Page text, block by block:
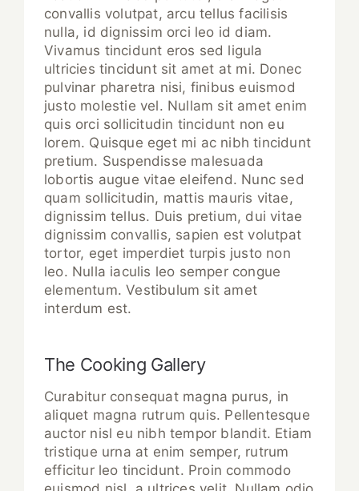
convallis volutpat, arcu tellus facilisis
nulla, id dignissim orci leo id diam.
Vivamus tincidunt eros sed ligula
ultricies tincidunt sit amet at mi. Donec
pulvinar pharetra nisi, finibus euismod
justo molestie vel. Nullam sit amet enim
quis orci sollicitudin tincidunt non eu
lorem. Quisque eget mi ac nibh tincidunt
pretium. Suspendisse malesuada
lobortis augue vitae eleifend. Nunc sed
quam sollicitudin, mattis mauris vitae,
dignissim tellus. Duis pretium, dui vitae
dignissim convallis, sapien est volutpat
tortor, eget imperdiet turpis justo non
leo. Nulla iaculis leo semper congue
elementum. Vestibulum sit amet
interdum est.
The Cooking Gallery
Curabitur consequat magna purus, in
aliquet magna rutrum quis. Pellentesque
auctor nisl eu nibh tempor blandit. Etiam
tristique urna at enim semper, rutrum
efficitur leo tincidunt. Proin commodo